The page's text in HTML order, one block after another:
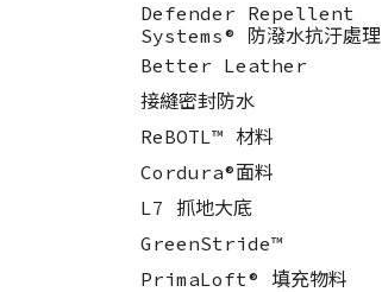
Defender Repellent
Systems® 防潑水抗汙處理
Better Leather
接縫密封防水
ReBOTL™ 材料
Cordura®面料
L7 抓地大底
GreenStride™
PrimaLoft® 填充物料